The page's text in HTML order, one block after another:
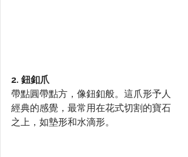
2. 鈕釦爪
帶點圓帶點方，像鈕釦般。這爪形予人
經典的感覺，最常用在花式切割的寶石
之上，如墊形和水滴形。